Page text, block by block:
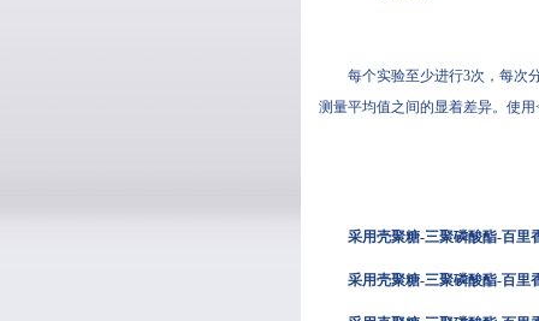
每个实验至少进行3次，每
测量平均值之间的显着差异。使用
采用壳聚糖-三聚磷酸酯-百里
采用壳聚糖-三聚磷酸酯-百